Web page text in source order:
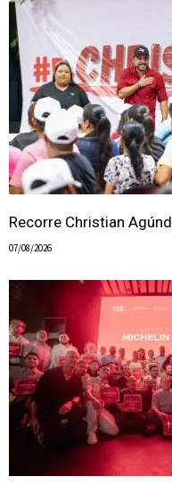
Recorre Christian
07/08/2026